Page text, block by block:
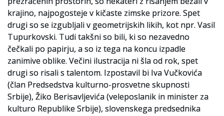
krajino, najpogosteje v kičaste zimske prizore. Spet
drugi so se izgubljali v geometrijskih likih, kot npr. Vasil
Tupurkovski. Tudi takšni so bili, ki so nezavedno
čečkali po papirju, a so iz tega na koncu izpadle
zanimive oblike. Večini ilustracija ni šla od rok, spet
drugi so risali s talentom. Izpostavil bi Iva Vučkovića
(član Predsedstva kulturno-prosvetne skupnosti
Srbije), Žiko Berisavljevića (veleposlanik in minister za
kulturo Republike Srbije), slovenskega predsednika